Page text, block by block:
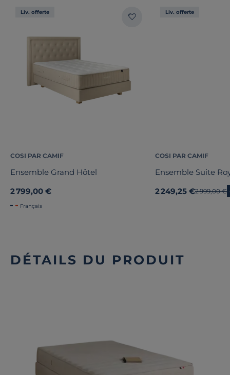
Liv. offerte
COSI PAR CAMIF
Ensemble Grand Hôtel
2 799,00 €
Français
Liv. offerte
COSI PAR CAMIF
Ensemble Suite
2 249,25 €Ancien prix
2 999,00 €
DÉTAILS DU PRODUIT